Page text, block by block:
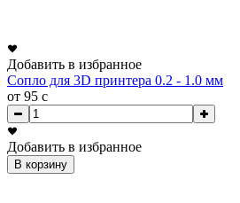
Добавить в избранное
Сопло для 3D принтера 0.2 - 1.0 мм
от 95 c
Добавить в избранное
В корзину